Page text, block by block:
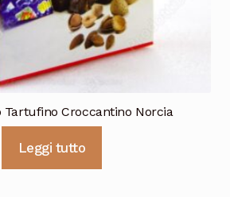
Tartufino Croccantino Norcia
Leggi tutto